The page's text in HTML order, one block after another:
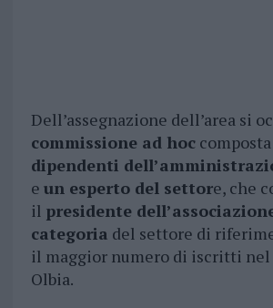
Dell’assegnazione dell’area si
commissione ad hoccomposta
dipendenti
e un esperto del settore, che
il presidente
categoria del settore di
il maggior numero di iscritti
Olbia.